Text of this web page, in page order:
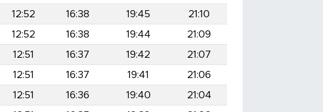
12:52 16:38 19:45
21:10
12:52 16:38 19:44
21:09
12:51 16:37 19:42
21:07
12:51 16:37 19:41
21:06
12:51 16:36 19:40
21:04